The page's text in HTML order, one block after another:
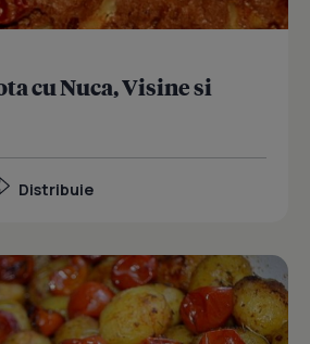
cu Nuca, Visine si
Distribuie